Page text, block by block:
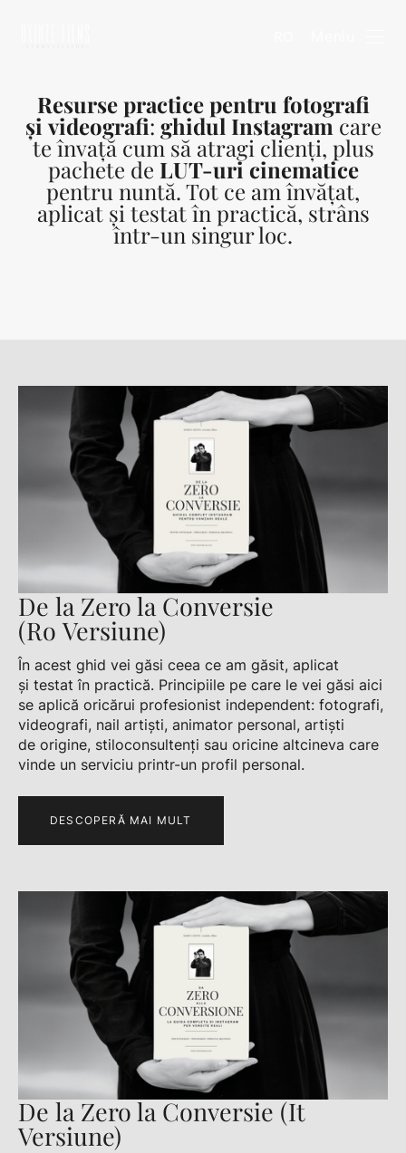
Resurse practice pentru fotografi
și videografi: ghidul Instagram care
te învață cum să atragi clienți, plus
pachete de LUT-uri cinematice
pentru nuntă. Tot ce am învățat,
aplicat și testat în practică, strâns
într-un singur loc.
De la Zero la Conversie
(Ro Versiune)
În acest ghid vei găsi ceea ce am găsit, aplicat
și testat în practică. Principiile pe care le vei găsi aici
se aplică oricărui profesionist independent: fotografi,
videografi, nail artiști, animator personal, artiști
de origine, stiloconsultenți sau oricine altcineva care
vinde un serviciu printr-un profil personal.
DESCOPERĂ MAI MULT
De la Zero la Conversie (It
Versiune)